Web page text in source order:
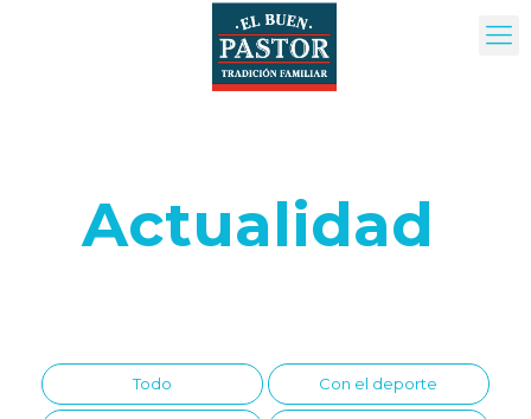
Actualidad
Todo Con el deporte